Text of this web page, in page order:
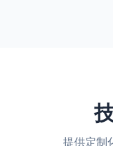
提供定制